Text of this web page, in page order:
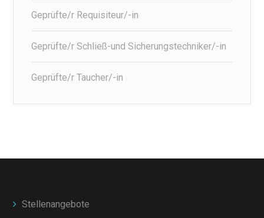
Geprüfte/r Requisiteur/-in
Geprüfte/r Schließ-und Sicherungstechniker/-in
Geprüfte/r Taucher/-in
Stellenangebote